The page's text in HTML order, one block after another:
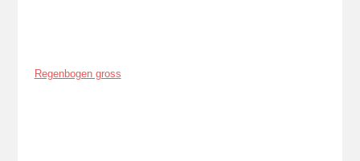
Regenbogen gross